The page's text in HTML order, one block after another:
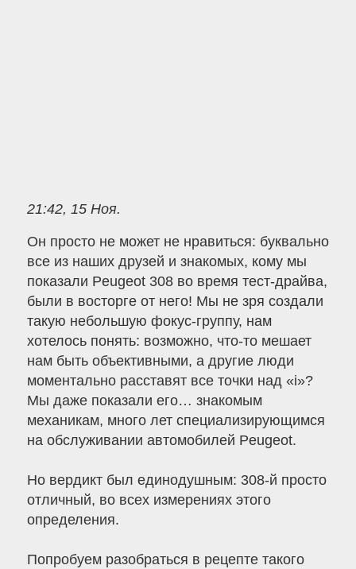
21:42, 15 Ноя.
Он просто не может не нравиться: буквально
все из наших друзей и знакомых, кому мы
показали Peugeot 308 во время тест-драйва,
были в восторге от него! Мы не зря создали
такую небольшую фокус-группу, нам
хотелось понять: возможно, что-то мешает
нам быть объективными, а другие люди
моментально расставят все точки над «і»?
Мы даже показали его… знакомым
механикам, много лет специализирующимся
на обслуживании автомобилей Peugeot.
Но вердикт был единодушным: 308-й просто
отличный, во всех измерениях этого
определения.
Попробуем разобраться в рецепте такого